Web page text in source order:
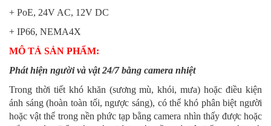
+ PoE, 24V AC, 12V DC
+ IP66, NEMA4X
MÔ TẢ SẢN PHẨM:
Phát hiện người và vật 24/7 bằng camera nhiệt
Trong thời tiết khó khăn (sương mù, khói, mưa) hoặc điều kiện
ánh sáng (hoàn toàn tối, ngược sáng), có thể khó phân biệt người
hoặc vật thể trong nền phức tạp bằng camera nhìn thấy được hoặc